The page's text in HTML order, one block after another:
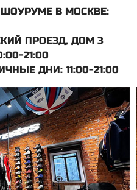
В МОСКВЕ:
ПРОЕЗД, ДОМ 3
21:00
ДНИ: 11:00-21:00